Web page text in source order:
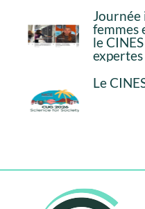
femmes
le
expertes
Le